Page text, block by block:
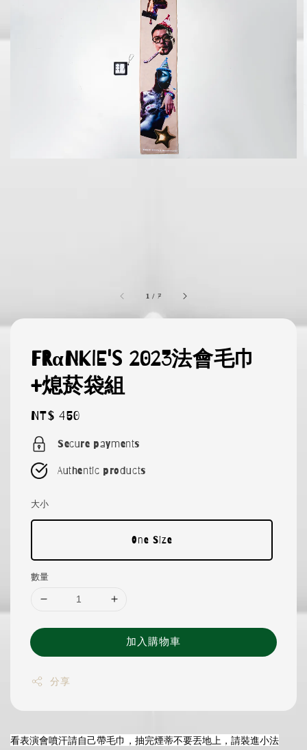
1 / 7
FRαNKIE's 2023法會毛巾
+熄菸袋組
Regular
price
NT$ 450
Secure payments
Authentic products
大小
One Size
數量
加入購物車
分享
看表演會噴汗請自己帶毛巾，抽完煙蒂不要丟地上，請裝進小法